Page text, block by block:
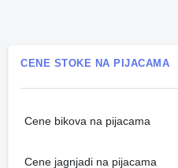
CENE STOKE NA PIJACAMA
Cene bikova na pijacama
Cene jagnjadi na pijacama